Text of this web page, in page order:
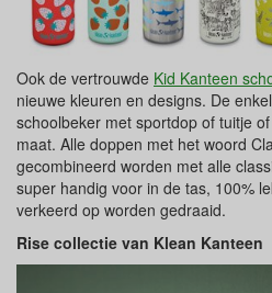
Ook de vertrouwde Kid Kanteen
nieuwe kleuren en designs. De
schoolbeker met sportdop of tuitje
maat. Alle doppen met het woord
gecombineerd worden met alle
super handig voor in de tas, 100%
verkeerd op worden gedraaid.
Rise collectie van Klean Kanteen